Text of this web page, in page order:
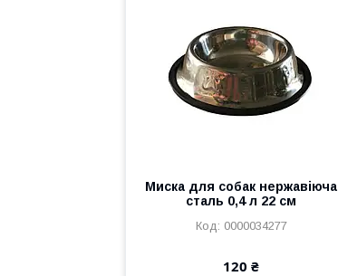
Миска для собак нержавіюча
сталь 0,4 л 22 см
0000034277
120 ₴